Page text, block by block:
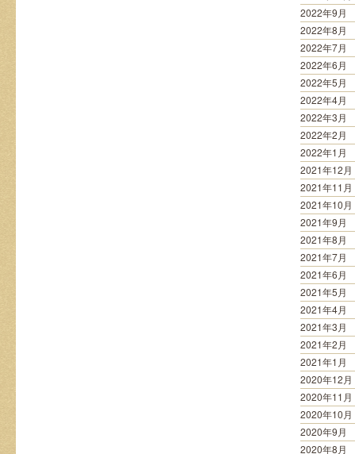
2022年9月
2022年8月
2022年7月
2022年6月
2022年5月
2022年4月
2022年3月
2022年2月
2022年1月
2021年12月
2021年11月
2021年10月
2021年9月
2021年8月
2021年7月
2021年6月
2021年5月
2021年4月
2021年3月
2021年2月
2021年1月
2020年12月
2020年11月
2020年10月
2020年9月
2020年8月